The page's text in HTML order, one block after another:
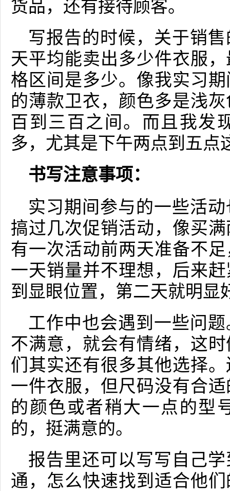
货品，还有接待顾客。
写报告的时候，关于销
天平均能卖出多少件衣服
格区间是多少。像我实习
的薄款卫衣，颜色多是浅
百到三百之间。而且我发
多，尤其是下午两点到五点
书写注意事项：
实习期间参与的一些活
搞过几次促销活动，像买
有一次活动前两天准备不
一天销量并不理想，后来
到显眼位置，第二天就明显
工作中也会遇到一些问
不满意，就会有情绪，这
们其实还有很多其他选择
一件衣服，但尺码没有合
的颜色或者稍大一点的型
的，挺满意的。
报告里还可以写写自己
通，怎么快速找到适合他